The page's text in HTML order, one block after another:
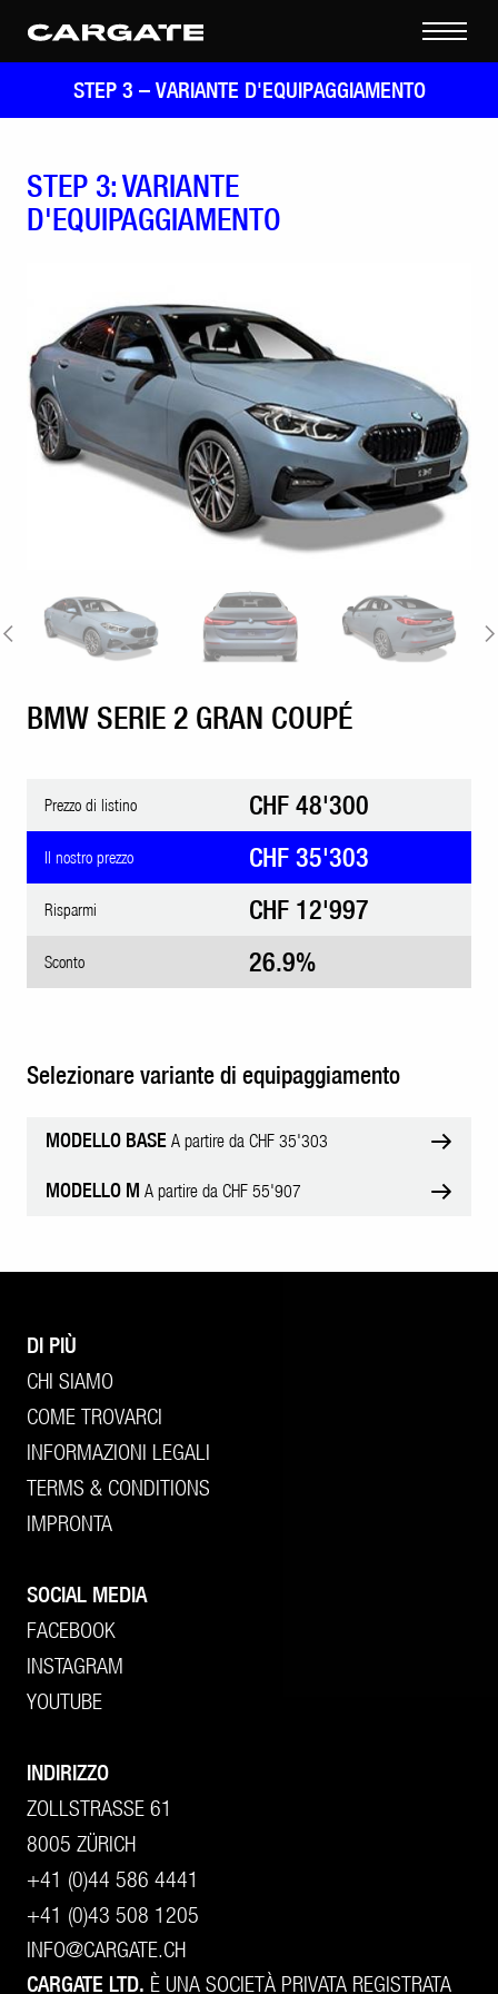
STEP 3 – VARIANTE D'EQUIPAGGIAMENTO
STEP 3: VARIANTE
D'EQUIPAGGIAMENTO
BMW SERIE 2 GRAN COUPÉ
Prezzo di listino CHF 48'300
Il nostro prezzo CHF 35'303
Risparmi CHF 12'997
Sconto 26.9%
Selezionare variante di equipaggiamento
MODELLO BASE A partire da CHF 35'303
MODELLO M A partire da CHF 55'907
DI PIÙ
CHI SIAMO
COME TROVARCI
INFORMAZIONI LEGALI
TERMS & CONDITIONS
IMPRONTA
SOCIAL MEDIA
FACEBOOK
INSTAGRAM
YOUTUBE
INDIRIZZO
ZOLLSTRASSE 61
8005 ZÜRICH
+41 (0)44 586 4441
+41 (0)43 508 1205
INFO@CARGATE.CH
CARGATE LTD. È UNA SOCIETÀ PRIVATA REGISTRATA